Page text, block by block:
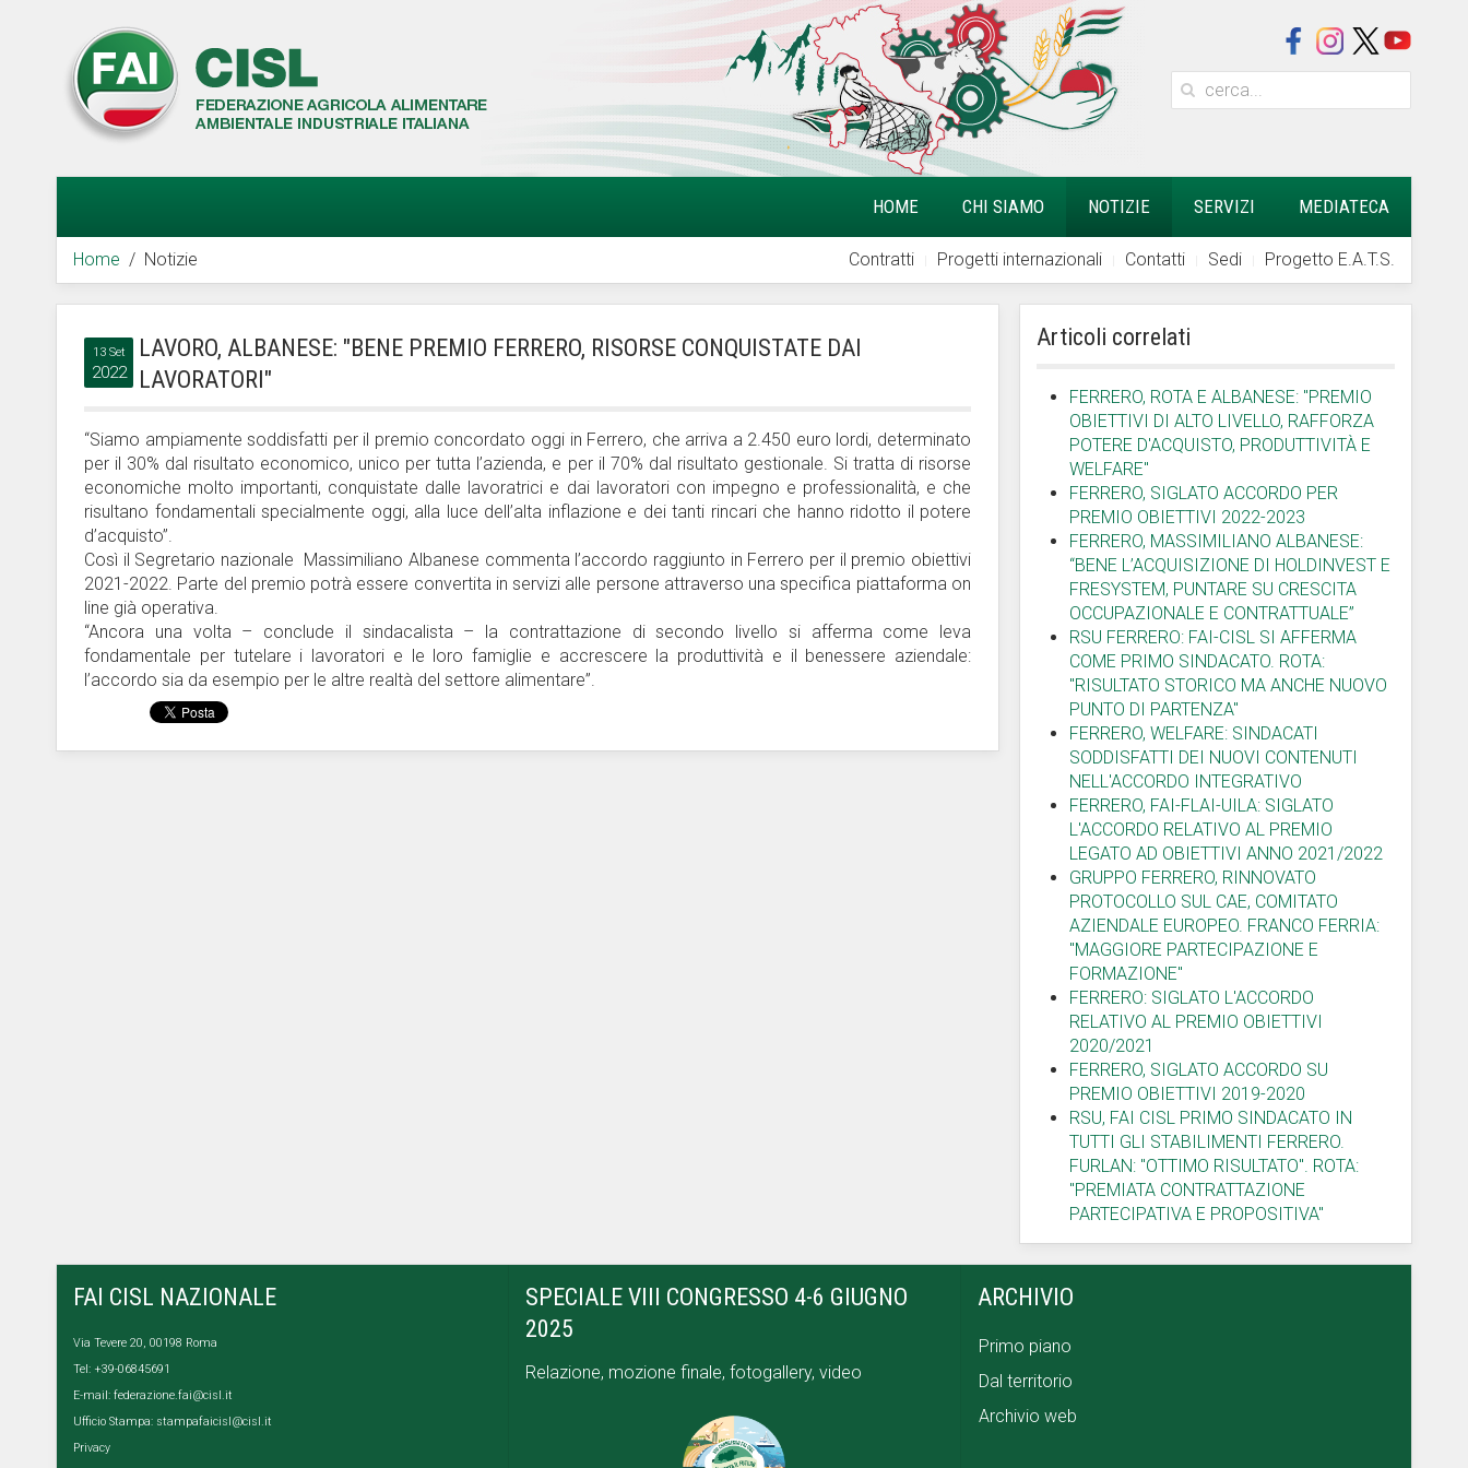
HOME CHI SIAMO NOTIZIE SERVIZI MEDIATECA
Contratti Progetti internazionali Contatti Sedi Progetto E.A.T.S.
Home Notizie
13 Set
2022
LAVORO, ALBANESE: "BENE PREMIO FERRERO, RISORSE CONQUISTATE DAI
LAVORATORI"
“Siamo ampiamente soddisfatti per il premio concordato oggi in Ferrero, che arriva a 2.450 euro lordi, determinato
per il 30% dal risultato economico, unico per tutta l’azienda, e per il 70% dal risultato gestionale. Si tratta di risorse
economiche molto importanti, conquistate dalle lavoratrici e dai lavoratori con impegno e professionalità, e che
risultano fondamentali specialmente oggi, alla luce dell’alta inflazione e dei tanti rincari che hanno ridotto il potere
d’acquisto”.
Così il Segretario nazionale Massimiliano Albanese commenta l’accordo raggiunto in Ferrero per il premio obiettivi
2021-2022. Parte del premio potrà essere convertita in servizi alle persone attraverso una specifica piattaforma on
line già operativa.
“Ancora una volta – conclude il sindacalista – la contrattazione di secondo livello si afferma come leva
fondamentale per tutelare i lavoratori e le loro famiglie e accrescere la produttività e il benessere aziendale:
l’accordo sia da esempio per le altre realtà del settore alimentare”.
Articoli correlati
FERRERO, ROTA E ALBANESE: "PREMIO
OBIETTIVI DI ALTO LIVELLO, RAFFORZA
POTERE D'ACQUISTO, PRODUTTIVITÀ E
WELFARE"
FERRERO, SIGLATO ACCORDO PER
PREMIO OBIETTIVI 2022-2023
FERRERO, MASSIMILIANO ALBANESE:
“BENE L’ACQUISIZIONE DI HOLDINVEST E
FRESYSTEM, PUNTARE SU CRESCITA
OCCUPAZIONALE E CONTRATTUALE”
RSU FERRERO: FAI-CISL SI AFFERMA
COME PRIMO SINDACATO. ROTA:
"RISULTATO STORICO MA ANCHE NUOVO
PUNTO DI PARTENZA"
FERRERO, WELFARE: SINDACATI
SODDISFATTI DEI NUOVI CONTENUTI
NELL'ACCORDO INTEGRATIVO
FERRERO, FAI-FLAI-UILA: SIGLATO
L'ACCORDO RELATIVO AL PREMIO
LEGATO AD OBIETTIVI ANNO 2021/2022
GRUPPO FERRERO, RINNOVATO
PROTOCOLLO SUL CAE, COMITATO
AZIENDALE EUROPEO. FRANCO FERRIA:
"MAGGIORE PARTECIPAZIONE E
FORMAZIONE"
FERRERO: SIGLATO L'ACCORDO
RELATIVO AL PREMIO OBIETTIVI
2020/2021
FERRERO, SIGLATO ACCORDO SU
PREMIO OBIETTIVI 2019-2020
RSU, FAI CISL PRIMO SINDACATO IN
TUTTI GLI STABILIMENTI FERRERO.
FURLAN: "OTTIMO RISULTATO". ROTA:
"PREMIATA CONTRATTAZIONE
PARTECIPATIVA E PROPOSITIVA"
FAI CISL NAZIONALE
Via Tevere 20, 00198 Roma
Tel: +39-06845691
E-mail: federazione.fai@cisl.it
Ufficio Stampa: stampafaicisl@cisl.it
Privacy
SPECIALE VIII CONGRESSO 4-6 GIUGNO
2025
Relazione, mozione finale, fotogallery, video
ARCHIVIO
Primo piano
Dal territorio
Archivio web